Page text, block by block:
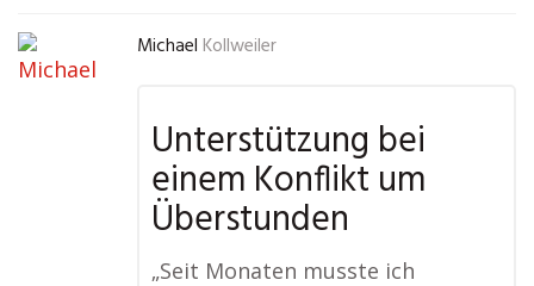
Michael Kollweiler
Unterstützung bei
einem Konflikt um
Überstunden
„Seit Monaten musste ich